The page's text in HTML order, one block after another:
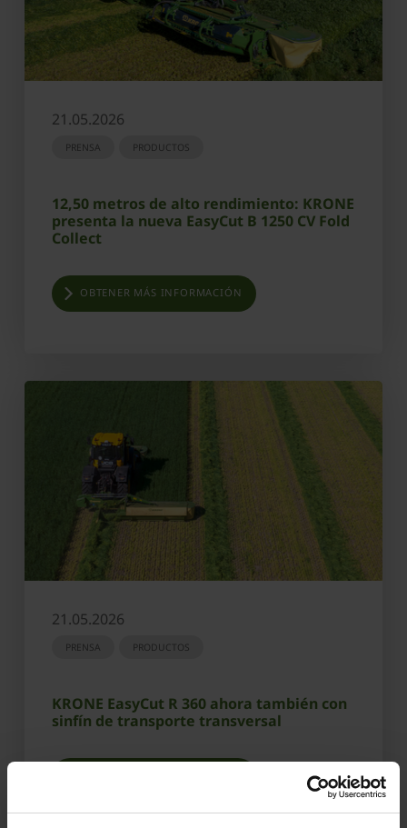
21.05.2026
PRENSA PRODUCTOS
12,50 metros de alto rendimiento: KRONE
presenta la nueva EasyCut B 1250 CV Fold
Collect
OBTENER MÁS INFORMACIÓN
21.05.2026
PRENSA PRODUCTOS
KRONE EasyCut R 360 ahora también con
sinfín de transporte transversal